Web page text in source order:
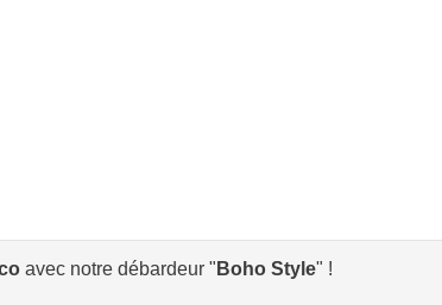
avec notre débardeur " Boho Style" !